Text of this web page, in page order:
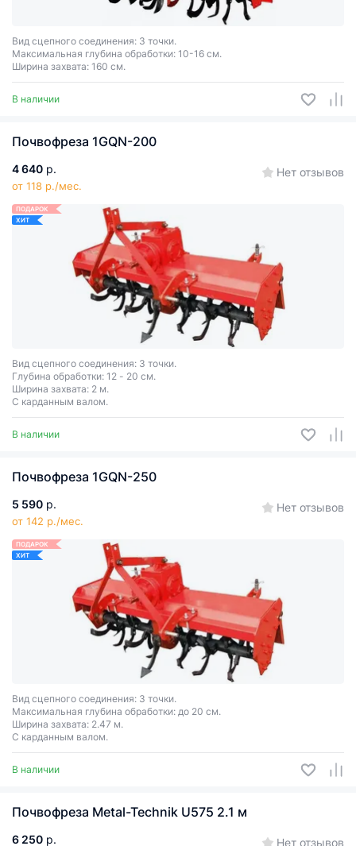
Вид сцепного соединения: 3 точки.
Максимальная глубина обработки: 10-16 см.
Ширина захвата: 160 см.
В наличии
Почвофреза 1GQN-200
4 640 р.
от 118 р./мес.
Нет отзывов
ПОДАРОК
ХИТ
Вид сцепного соединения: 3 точки.
Глубина обработки: 12 - 20 см.
Ширина захвата: 2 м.
С карданным валом.
В наличии
Почвофреза 1GQN-250
5 590 р.
от 142 р./мес.
Нет отзывов
ПОДАРОК
ХИТ
Вид сцепного соединения: 3 точки.
Максимальная глубина обработки: до 20 см.
Ширина захвата: 2.47 м.
С карданным валом.
В наличии
Почвофреза Metal-Technik U575 2.1 м
6 250 р. Нет отзывов